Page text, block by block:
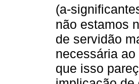
(a-
não estamos
de servidão
necessária
que isso